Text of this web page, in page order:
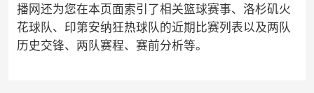
播网还为您在本页面索引了相关篮球赛事、洛杉矶火
花球队、印第安纳狂热球队的近期比赛列表以及两队
历史交锋、两队赛程、赛前分析等。